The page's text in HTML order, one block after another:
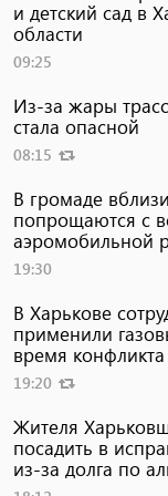
и детский сад в
области
09:25
Из-за жары
стала опасной
08:15
В громаде
попрощаются с
аэромобильной
19:30
В Харькове
применили
время
19:20
Жителя
посадить в
из-за долга по